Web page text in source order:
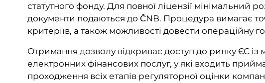
статутного фонду. Для повної ліцензії мінімальний
документи подаються до ČNB. Процедура вимагає
критеріїв, а також можливості довести операційну
Отримання дозволу відкриває доступ до ринку ЄС
електронних фінансових послуг, у які входить
проходження всіх етапів регуляторної оцінки